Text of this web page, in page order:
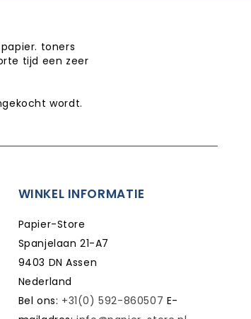
toners
tijd een zeer
wordt.
WINKEL INFORMATIE
Papier-Store
Spanjelaan 21-A7
9403 DN Assen
Nederland
Bel ons: +31(0) 592-860507 E-